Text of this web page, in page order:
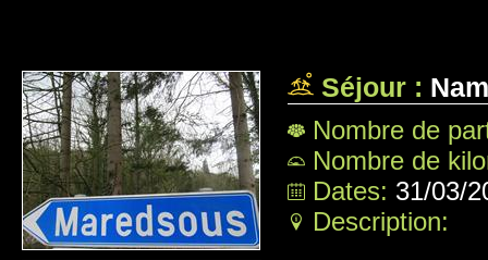
Séjour :
Nombre de
Nombre de
Dates: 31/03/
Description: